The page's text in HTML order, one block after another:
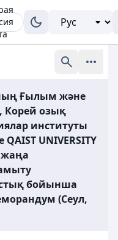
Ғылым және
Корей озық
институты
UNIVERSITY
жаңа
бойынша
(Сеул,